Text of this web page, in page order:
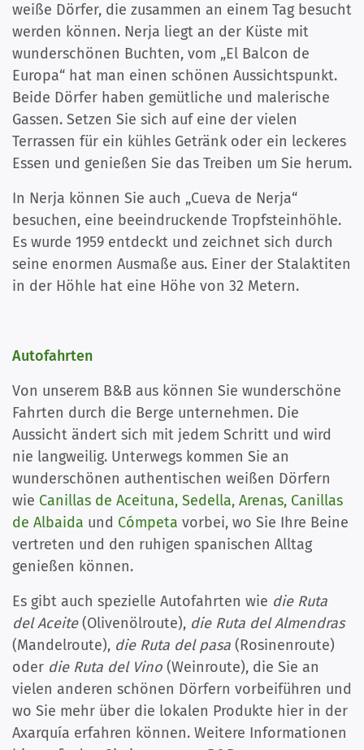
weiße Dörfer, die zusammen an einem Tag besucht
werden können. Nerja liegt an der Küste mit
wunderschönen Buchten, vom „El Balcon de
Europa“ hat man einen schönen Aussichtspunkt.
Beide Dörfer haben gemütliche und malerische
Gassen. Setzen Sie sich auf eine der vielen
Terrassen für ein kühles Getränk oder ein leckeres
Essen und genießen Sie das Treiben um Sie herum.
In Nerja können Sie auch „Cueva de Nerja“
besuchen, eine beeindruckende Tropfsteinhöhle.
Es wurde 1959 entdeckt und zeichnet sich durch
seine enormen Ausmaße aus. Einer der Stalaktiten
in der Höhle hat eine Höhe von 32 Metern.
Autofahrten
Von unserem B&B aus können Sie wunderschöne
Fahrten durch die Berge unternehmen. Die
Aussicht ändert sich mit jedem Schritt und wird
nie langweilig. Unterwegs kommen Sie an
wunderschönen authentischen weißen Dörfern
wie Canillas de Aceituna, Sedella, Arenas, Canillas
de Albaida und Cómpeta vorbei, wo Sie Ihre Beine
vertreten und den ruhigen spanischen Alltag
genießen können.
Es gibt auch spezielle Autofahrten wie die Ruta
del Aceite(Olivenölroute), die Ruta del Almendras
(Mandelroute), die Ruta del pasa (Rosinenroute)
oder die Ruta del Vino (Weinroute), die Sie an
vielen anderen schönen Dörfern vorbeiführen und
wo Sie mehr über die lokalen Produkte hier in der
Axarquía erfahren können. Weitere Informationen